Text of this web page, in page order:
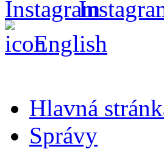
English
Hlavná
Správy